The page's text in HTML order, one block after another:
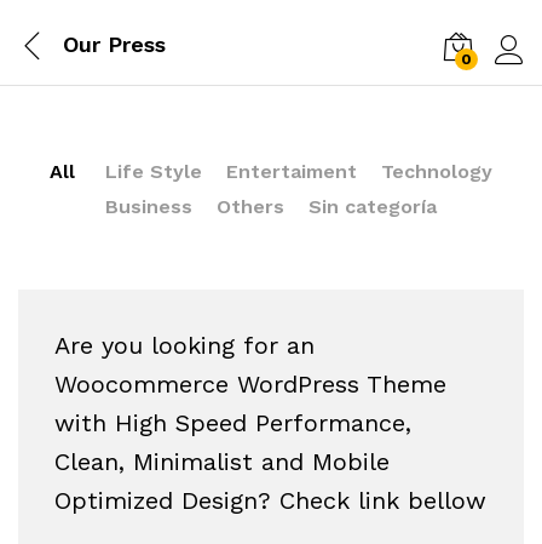
Our Press
0
All Life Style Entertaiment
Technology
Business
Others Sin categoría
Are you looking for an
Woocommerce WordPress Theme
with High Speed Performance,
Clean, Minimalist and Mobile
Optimized Design? Check link bellow